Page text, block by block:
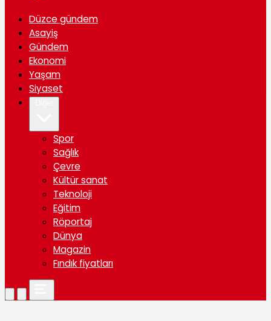
Düzce gündem
Asayiş
Gündem
Ekonomi
Yaşam
Siyaset
Spor
Sağlık
Çevre
Kültür sanat
Teknoloji
Eğitim
Röportaj
Dünya
Magazin
Fındık fiyatları